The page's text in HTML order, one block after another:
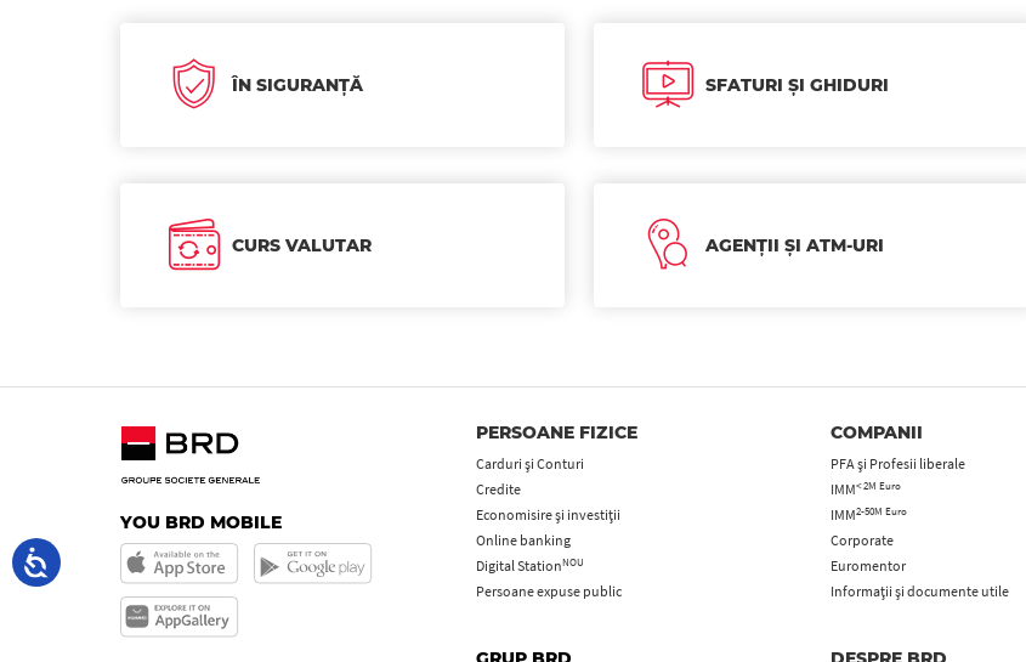
ÎN SIGURANȚĂ SFATURI ȘI GHIDURI
CURS VALUTAR AGENȚII ȘI ATM-URI
YOU BRD MOBILE
PERSOANE FIZICE
Carduri şi Conturi
Credite
Economisire și investiții
Online banking
Digital StationNOU
Persoane expuse public
COMPANII
PFA şi Profesii liberale
IMM< 2M Euro
IMM2-50M Euro
Corporate
Euromentor
Informații și documente utile